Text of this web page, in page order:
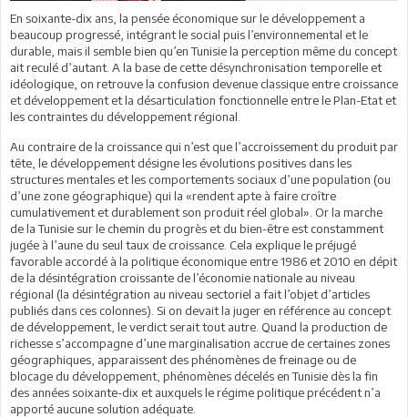
En soixante-dix ans, la pensée économique sur le développement a
beaucoup progressé, intégrant le social puis l’environnemental et le
durable, mais il semble bien qu’en Tunisie la perception même du concept
ait reculé d’autant. A la base de cette désynchronisation temporelle et
idéologique, on retrouve la confusion devenue classique entre croissance
et développement et la désarticulation fonctionnelle entre le Plan-Etat et
les contraintes du développement régional.
Au contraire de la croissance qui n’est que l’accroissement du produit par
tête, le développement désigne les évolutions positives dans les
structures mentales et les comportements sociaux d’une population (ou
d’une zone géographique) qui la «rendent apte à faire croître
cumulativement et durablement son produit réel global». Or la marche
de la Tunisie sur le chemin du progrès et du bien-être est constamment
jugée à l’aune du seul taux de croissance. Cela explique le préjugé
favorable accordé à la politique économique entre 1986 et 2010 en dépit
de la désintégration croissante de l’économie nationale au niveau
régional (la désintégration au niveau sectoriel a fait l’objet d’articles
publiés dans ces colonnes). Si on devait la juger en référence au concept
de développement, le verdict serait tout autre. Quand la production de
richesse s’accompagne d’une marginalisation accrue de certaines zones
géographiques, apparaissent des phénomènes de freinage ou de
blocage du développement, phénomènes décelés en Tunisie dès la fin
des années soixante-dix et auxquels le régime politique précédent n’a
apporté aucune solution adéquate.